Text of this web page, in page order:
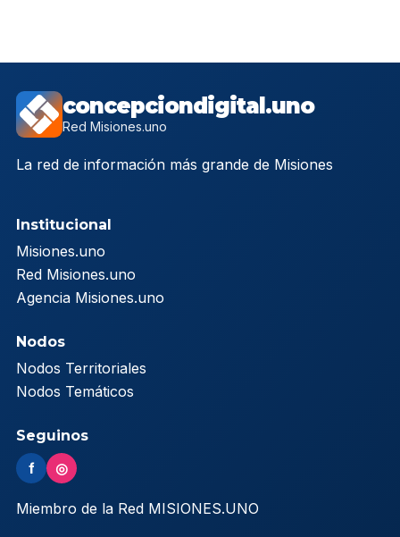
concepciondigital.uno
Red Misiones.uno
La red de información más grande de Misiones
Institucional
Misiones.uno
Red Misiones.uno
Agencia Misiones.uno
Nodos
Nodos Territoriales
Nodos Temáticos
Seguinos
f ◎
Miembro de la Red MISIONES.UNO